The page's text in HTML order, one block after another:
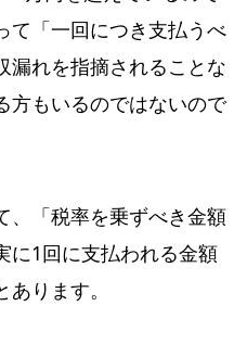
て「一回につき支払うべ
漏れを指摘されることな
方もいるのではないので
、「税率を乗ずべき金額
に1回に支払われる金額
ります。